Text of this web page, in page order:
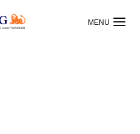
HAUPTSPONSOR